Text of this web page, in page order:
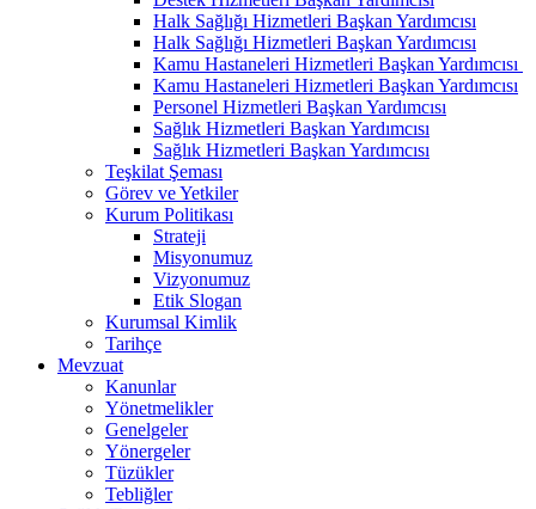
Halk Sağlığı Hizmetleri Başkan Yardımcısı
Halk Sağlığı Hizmetleri Başkan Yardımcısı
Kamu Hastaneleri Hizmetleri Başkan Yardımcısı ​
Kamu Hastaneleri Hizmetleri Başkan Yardımcısı
Personel Hizmetleri Başkan Yardımcısı
Sağlık Hizmetleri Başkan Yardımcısı
Sağlık Hizmetleri Başkan Yardımcısı
Teşkilat Şeması
Görev ve Yetkiler
Kurum Politikası
Strateji
Misyonumuz
Vizyonumuz
Etik Slogan
Kurumsal Kimlik
Tarihçe
Mevzuat
Kanunlar
Yönetmelikler
Genelgeler
Yönergeler
Tüzükler
Tebliğler